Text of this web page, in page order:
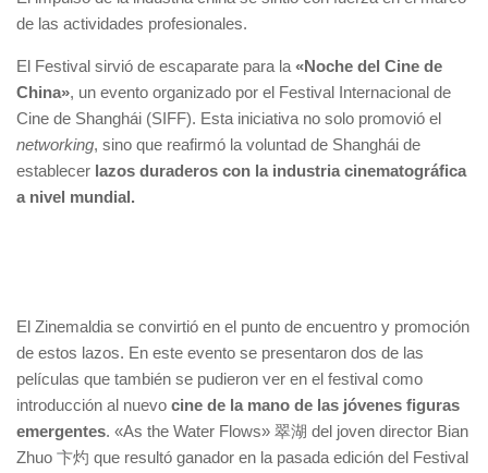
de las actividades profesionales.
El Festival sirvió de escaparate para la «Noche del Cine de
China», un evento organizado por el Festival Internacional de
Cine de Shanghái (SIFF). Esta iniciativa no solo promovió el
networking, sino que reafirmó la voluntad de Shanghái de
establecer lazos duraderos con la industria cinematográfica
a nivel mundial.
El Zinemaldia se convirtió en el punto de encuentro y promoción
de estos lazos. En este evento se presentaron dos de las
películas que también se pudieron ver en el festival como
introducción al nuevo cine de la mano de las jóvenes figuras
emergentes. «As the Water Flows» 翠湖 del joven director Bian
Zhuo 卞灼 que resultó ganador en la pasada edición del Festival